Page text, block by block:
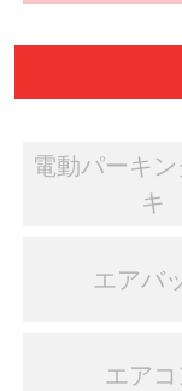
電動パーキ
キ
エアバ
エアコ